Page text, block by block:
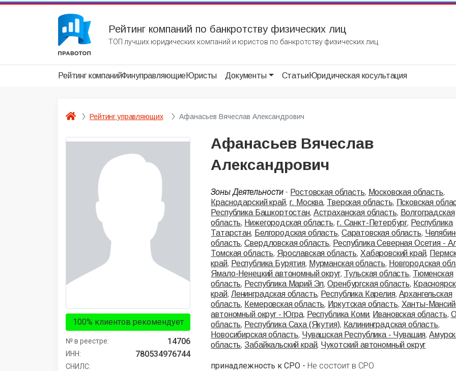
Рейтинг компаний по банкротству физических лиц
ТОП лучших юридических компаний и юристов по банкротству физических лиц
Рейтинг компанийФинуправляющиеЮристы Документы СтатьиЮридическая косультация
Рейтинг управляющих Афанасьев Вячеслав Александрович
100% клиентов рекомендует
№ в реестре: 14706
ИНН: 780534976744
СНИЛС:
Афанасьев Вячеслав
Александрович
Зоны Деятельности - Ростовская область, Московская область,
Краснодарский край, г. Москва, Тверская область, Псковская
Республика Башкортостан, Астраханская область, Волгоградская
область, Нижегородская область, г. Санкт-Петербург, Республика
Татарстан, Белгородская область, Саратовская область,
область,Свердловская область, Республика Северная Осетия -
Томская область, Ярославская область,Хабаровский край,
край, Республика Бурятия, Мурманская область, Новгородская
Ямало-Ненецкий автономный округ, Тульская область, Тюменская
область, Республика Марий Эл,Оренбургская область,
край, Ленинградская область, Республика Карелия, Архангельская
область, Кемеровская область, Иркутская область, Ханты-
автономный округ - Югра, Республика Коми, Ивановская область,
область, Республика Саха (Якутия), Калининградская область,
Новосибирская область, Чувашская Республика - Чувашия,
область, Забайкальский край, Чукотский автономный округ
принадлежность к СРО - Не состоит в СРО